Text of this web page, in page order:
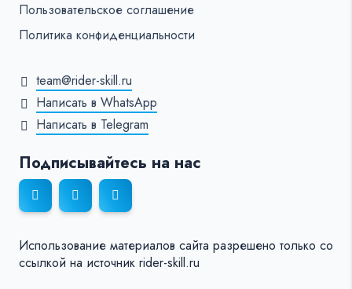
Пользовательское соглашение
Политика конфиденциальности
team@rider-skill.ru
Написать в WhatsApp
Написать в Telegram
Подписывайтесь на нас
Использование материалов сайта разрешено только со
ссылкой на источник rider-skill.ru